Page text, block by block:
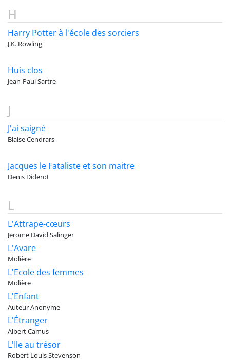
H
Harry Potter à l'école des sorciers
J.K. Rowling
Huis clos
Jean-Paul Sartre
J
J'ai saigné
Blaise Cendrars
Jacques le Fataliste et son maitre
Denis Diderot
L
L'Attrape-cœurs
Jerome David Salinger
L'Avare
Molière
L'Ecole des femmes
Molière
L'Enfant
Auteur Anonyme
L'Étranger
Albert Camus
L'Ile au trésor
Robert Louis Stevenson